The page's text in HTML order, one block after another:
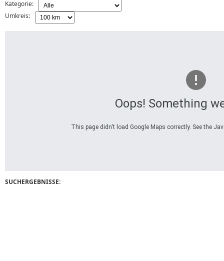
Kategorie:
Umkreis:
Oops! Something
This page didn't load Google Maps correctly. See the
SUCHERGEBNISSE: